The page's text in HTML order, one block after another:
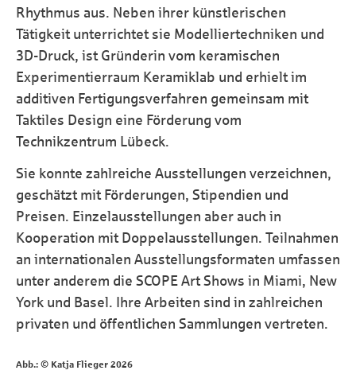
Rhythmus aus. Neben ihrer künstlerischen
Tätigkeit unterrichtet sie Modelliertechniken und
3D-Druck, ist Gründerin vom keramischen
Experimentierraum Keramiklab und erhielt im
additiven Fertigungsverfahren gemeinsam mit
Taktiles Design eine Förderung vom
Technikzentrum Lübeck.
Sie konnte zahlreiche Ausstellungen verzeichnen,
geschätzt mit Förderungen, Stipendien und
Preisen. Einzelausstellungen aber auch in
Kooperation mit Doppelausstellungen. Teilnahmen
an internationalen Ausstellungsformaten umfassen
unter anderem die SCOPE Art Shows in Miami, New
York und Basel. Ihre Arbeiten sind in zahlreichen
privaten und öffentlichen Sammlungen vertreten.
Abb.: © Katja Flieger 2026